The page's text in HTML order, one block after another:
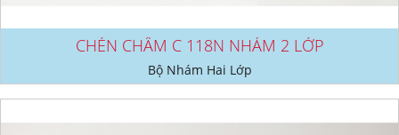
CHÉN CHẤM C 118N NHÁM 2 LỚP
Bộ Nhám Hai Lớp